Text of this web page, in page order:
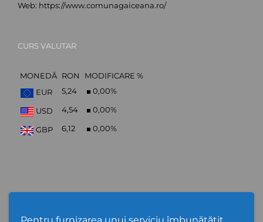
Web: https://www.comunagaiceana.ro/
CURS VALUTAR
MONEDĂ RON
MODIFICARE %
EUR
5,24 0,00%
USD 4,54 0,00%
GBP 6,12 0,00%